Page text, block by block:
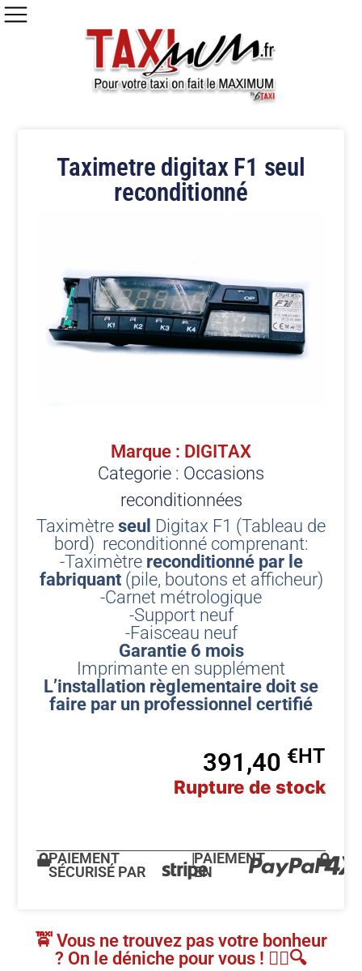
Taximetre digitax F1 seul
reconditionné
Marque : DIGITAX
Categorie : Occasions
reconditionnées
Taximètreseul Digitax F1 (Tableau de
bord) reconditionné comprenant:
-Taximètre reconditionné par le
fabriquant(pile, boutons et afficheur)
-Carnet métrologique
-Support neuf
-Faisceau neuf
Garantie 6 mois
Imprimante en supplément
L’installation règlementaire doit se
faire par un professionnel certifié
391,40€
Rupture de stock
PAIEMENT
SÉCURISÉ PAR
|PAIEMENT
EN
🚖 Vous ne trouvez pas votre bonheur
? On le déniche pour vous ! 🕵️‍♂️🔍